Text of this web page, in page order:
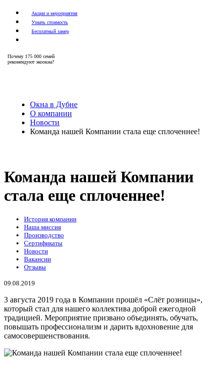
Акции и мероприятия
Узнать стоимость
Бесплатный замер
Почему 175 000 семей
рекомендуют экоокна?
Окна в Дубне
О компании
Новости
Команда нашей Компании стала еще сплоченнее!
Команда нашей Компании
стала еще сплоченнее!
История компании
Наша миссия
Производство
Сертификаты
Новости
Вакансии
Отзывы
09.08.2019
3 августа 2019 года в Компании прошёл «Слёт розницы»,
который стал для нашего коллектива доброй ежегодной
традицией. Мероприятие призвано объединять, обучать,
повышать профессионализм и дарить вдохновение для
самосовершенствования.